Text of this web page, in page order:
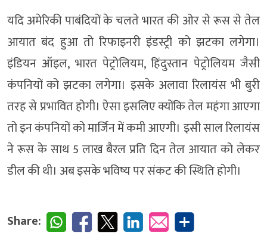
यदि अमेरिकी पाबंदियों के चलते भारत की ओर से रूस से तेल
आयात बंद हुआ तो रिफाइनरी इंडस्ट्री को झटका लगेगा।
इंडियन ऑइल, भारत पेट्रोलियम, हिंदुस्तान पेट्रोलियम जैसी
कंपनियों को झटका लगेगा। इसके अलावा रिलायंस भी बुरी
तरह से प्रभावित होगी। ऐसा इसलिए क्योंकि तेल महंगा आएगा
तो इन कंपनियों को मार्जिन में कमी आएगी। इसी साल रिलायंस
ने रूस के साथ 5 लाख बैरल प्रति दिन तेल आयात को लेकर
डील की थी। अब इसके भविष्य पर संकट की स्थिति होगी।
Share: